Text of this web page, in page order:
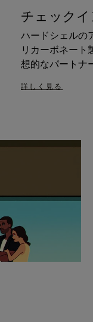
チェック
ハードシェルの
リカーボネート
想的なパートナ
詳しく見る